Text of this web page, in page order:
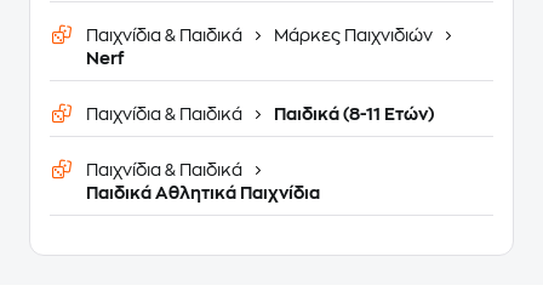
Παιχνίδια & Παιδικά
Μάρκες Παιχνιδιών
Nerf
Παιχνίδια & Παιδικά Παιδικά (8-11 Ετών)
Παιχνίδια & Παιδικά
Παιδικά Αθλητικά Παιχνίδια